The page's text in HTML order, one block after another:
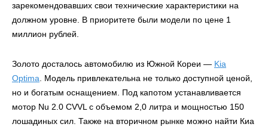
зарекомендовавших свои технические характеристики на
должном уровне. В приоритете были модели по цене 1
миллион рублей.
Золото досталось автомобилю из Южной Кореи — Kia
Optima . Модель привлекательна не только доступной ценой,
но и богатым оснащением. Под капотом устанавливается
мотор Nu 2.0 CVVL с объемом 2,0 литра и мощностью 150
лошадиных сил. Также на вторичном рынке можно найти Киа